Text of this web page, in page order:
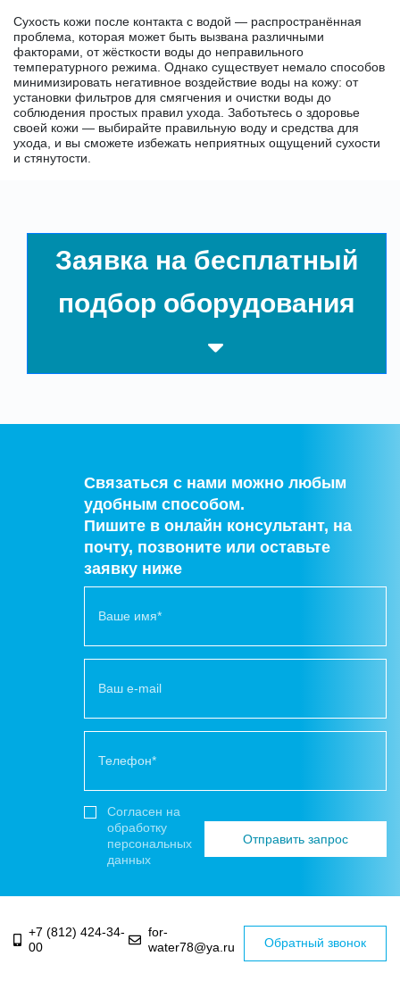
Сухость кожи после контакта с водой — распространённая
проблема, которая может быть вызвана различными
факторами, от жёсткости воды до неправильного
температурного режима. Однако существует немало способов
минимизировать негативное воздействие воды на кожу: от
установки фильтров для смягчения и очистки воды до
соблюдения простых правил ухода. Заботьтесь о здоровье
своей кожи — выбирайте правильную воду и средства для
ухода, и вы сможете избежать неприятных ощущений сухости
и стянутости.
Заявка на бесплатный
Связаться с нами можно любым
удобным способом.
Пишите в онлайн консультант, на
почту, позвоните или оставьте
заявку ниже
Согласен на
обработку
персональных
данных
+7 (812) 424-34-
00
for-
water78@ya.ru
Обратный звонок